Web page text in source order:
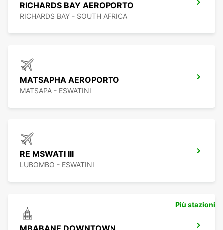
RICHARDS BAY AEROPORTO
RICHARDS BAY - SOUTH AFRICA
MATSAPHA AEROPORTO
MATSAPA - ESWATINI
RE MSWATI III
LUBOMBO - ESWATINI
Più stazioni